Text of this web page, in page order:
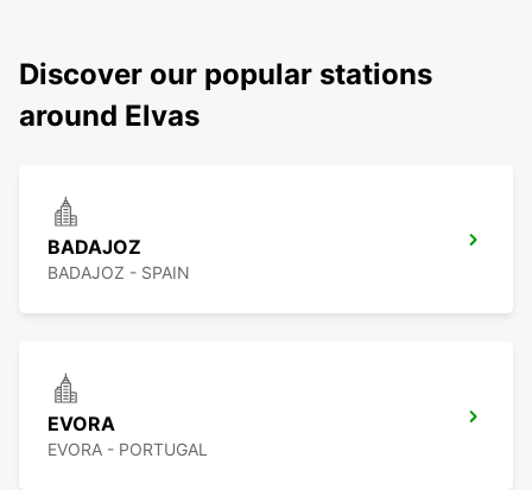
Discover our popular stations
around Elvas
BADAJOZ
BADAJOZ - SPAIN
EVORA
EVORA - PORTUGAL